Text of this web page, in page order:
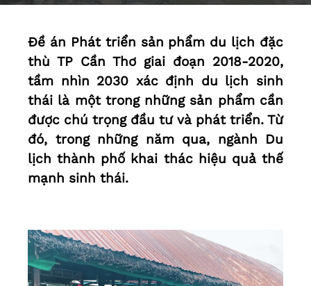
Ðề án Phát triển sản phẩm du lịch đặc
thù TP Cần Thơ giai đoạn 2018-2020,
tầm nhìn 2030 xác định du lịch sinh
thái là một trong những sản phẩm cần
được chú trọng đầu tư và phát triển. Từ
đó, trong những năm qua, ngành Du
lịch thành phố khai thác hiệu quả thế
mạnh sinh thái.